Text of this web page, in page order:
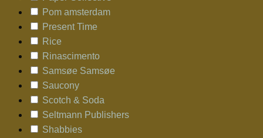
Pom amsterdam
Present Time
Rice
Rinascimento
Samsøe Samsøe
Saucony
Scotch & Soda
Seltmann Publishers
Shabbies